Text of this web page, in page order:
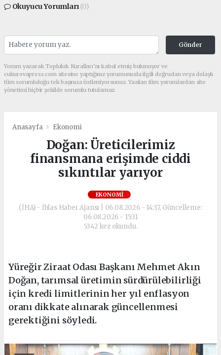
Okuyucu Yorumları(0)
Gönder
Yorum yazarak Topluluk Kuralları’nı kabul etmiş bulunuyor ve
cukurovapress.com sitesine yaptığınız yorumunuzla ilgili doğrudan veya dolaylı
tüm sorumluluğu tek başınıza üstleniyorsunuz. Yazılan tüm yorumlardan site
yönetimi hiçbir şekilde sorumlu tutulamaz.
Anasayfa Ekonomi
Doğan: Üreticilerimiz
finansmana erişimde ciddi
sıkıntılar yarıyor
EKONOMI
(İHA) - İhlas Haber Ajansı | 06.08.2026 - 14:37, Güncelleme:
06.08.2026 - 15:31
5342 kez okundu.
Yüreğir Ziraat Odası Başkanı Mehmet Akın
Doğan, tarımsal üretimin sürdürülebilirliği
için kredi limitlerinin her yıl enflasyon
oranı dikkate alınarak güncellenmesi
gerektiğini söyledi.